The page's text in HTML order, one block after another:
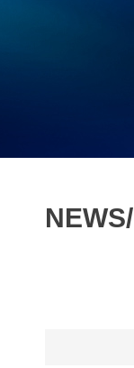
NEWS/